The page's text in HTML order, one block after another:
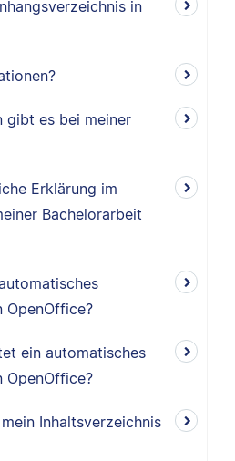
in
gibt es bei meiner
Erklärung im
Bachelorarbeit
OpenOffice?
ein automatisches
OpenOffice?
Inhaltsverzeichnis